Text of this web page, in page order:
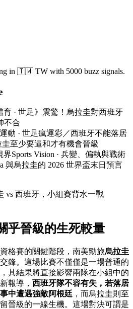
in 🇹🇼 TW with 5000 buzz signals.
育 · 世足》震驚！烏拉圭對西班牙
不合
動 · 世足瘋運彩／西班牙不能落居
至少要逼和才有機會晉級
界Sports Vision · 兵變、偏執與戰術
與烏拉圭的 2026 世界盃末日預言
vs 西班牙，小組賽背水一戰
乎晉級的生死較量
格賽的關鍵階段，南美勁旅烏拉圭
鋒。這場比賽不僅僅是一場普通的
其結果將直接影響兩隊在小組中的
報導， 西班牙隊不容有失，若落居
中遭遇強敵阿根廷 ，而烏拉圭則至
晉級的一線生機。這場對決可謂是